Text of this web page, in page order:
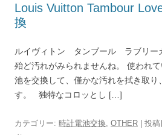
Louis Vuitton Tambour
換
ルイヴィトン タンブール ラブリー
殆ど汚れがみられませんね。 使われ
池を交換して、僅かな汚れを拭き取り
す。 独特なコロッとし […]
カテゴリー: 時計電池交換 OTHER | 投稿